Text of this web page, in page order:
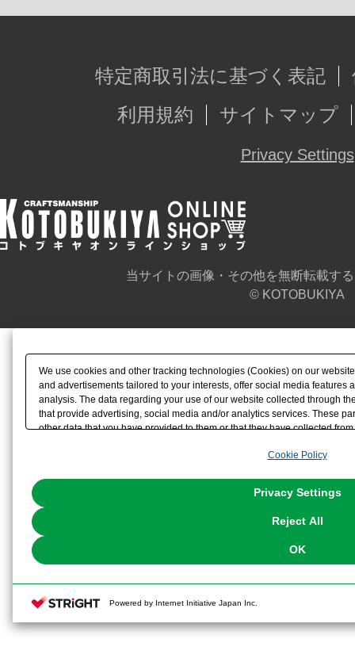
特定商取引法に基づく表記
利用規約
サイトマップ
Privacy Settings
当サイトの画像・その他を無断転載す
© KOTOBUKIYA
We use cookies and other tracking technologies (Cookies) on our
and advertisements tailored to your interests, offer social media features
analysis. The data regarding your use of our website collected through
that provide advertising, social media and/or analytics services. These
other data that you have provided to them or that they have collected
the use of all Cookies except for Strictly Necessary Cookies, please
Cookie Policy
Privacy Settings
Reject All
OK
Powered by Internet Initiative Japan Inc.